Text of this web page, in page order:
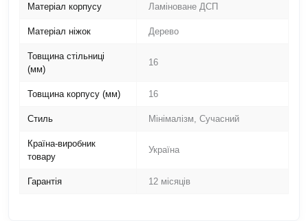
Матеріал корпусу Ламіноване ДСП
Матеріал ніжок Дерево
Товщина стільниці
(мм)
16
Товщина корпусу (мм) 16
Стиль Мінімалізм, Сучасний
Країна-виробник
товару
Україна
Гарантія 12 місяців